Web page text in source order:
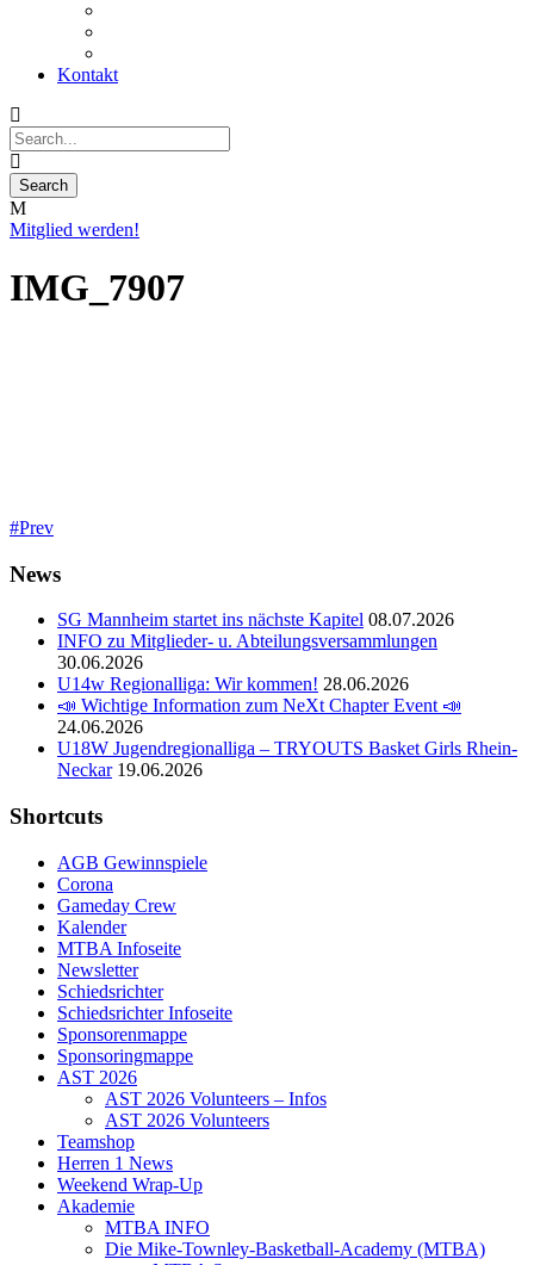
Kontakt
Mitglied werden!
IMG_7907
Prev
News
SG Mannheim startet ins nächste Kapitel 08.07.2026
INFO zu Mitglieder- u. Abteilungsversammlungen
30.06.2026
U14w Regionalliga: Wir kommen! 28.06.2026
📣 Wichtige Information zum NeXt Chapter Event 📣
24.06.2026
U18W Jugendregionalliga – TRYOUTS Basket Girls Rhein-
Neckar 19.06.2026
Shortcuts
AGB Gewinnspiele
Corona
Gameday Crew
Kalender
MTBA Infoseite
Newsletter
Schiedsrichter
Schiedsrichter Infoseite
Sponsorenmappe
Sponsoringmappe
AST 2026
AST 2026 Volunteers – Infos
AST 2026 Volunteers
Teamshop
Herren 1 News
Weekend Wrap-Up
Akademie
MTBA INFO
Die Mike-Townley-Basketball-Academy (MTBA)